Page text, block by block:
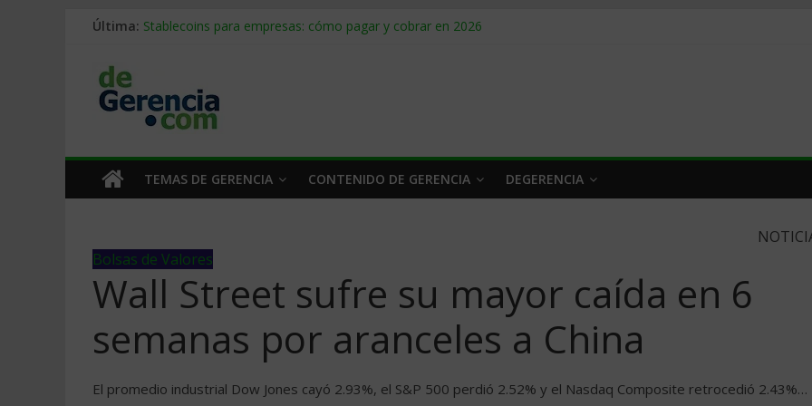
Última: Stablecoins para empresas: cómo pagar y cobrar en 2026
Trabajo forzoso en la cadena de suministro: qué hacer
Mercado hispano de EE. UU.: cómo segmentarlo y venderle
TEMAS DE GERENCIA CONTENIDO DE GERENCIA DEGERENCIA
Bolsas de Valores
Wall Street sufre su mayor caída en 6
semanas por aranceles a China
El promedio industrial Dow Jones cayó 2.93%, el S&P 500 perdió 2.52% y el Nasdaq Composite retrocedió 2.43%…